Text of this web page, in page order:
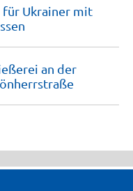
für Ukrainer mit
an der